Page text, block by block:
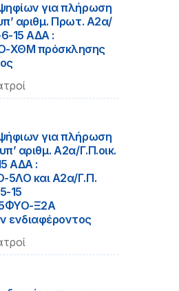
για πλήρωση
αριθμ. Πρωτ. A2α/
15 ΑΔΑ :
ΧΘΜ πρόσκλησης
για πλήρωση
αριθμ. A2α/Γ.Π.οικ.
ΑΔΑ :
και A2α/Γ.Π.
15
Ξ2Α
ενδιαφέροντος